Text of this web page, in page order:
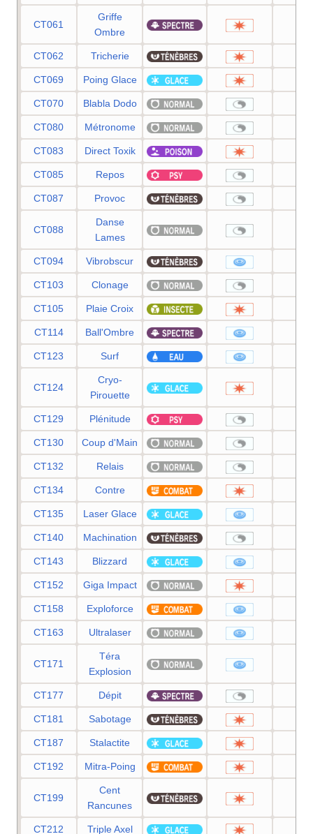
CT061
Griffe
Ombre
CT062 Tricherie
CT069 Poing Glace
CT070 Blabla Dodo
CT080 Métronome
CT083 Direct Toxik
CT085 Repos
CT087 Provoc
CT088
Danse
Lames
CT094 Vibrobscur
CT103 Clonage
CT105 Plaie Croix
CT114 Ball'Ombre
CT123 Surf
CT124
Cryo-
Pirouette
CT129 Plénitude
CT130 Coup d'Main
CT132 Relais
CT134 Contre
CT135 Laser Glace
CT140 Machination
CT143 Blizzard
CT152 Giga Impact
CT158 Exploforce
CT163 Ultralaser
CT171
Téra
Explosion
CT177 Dépit
CT181 Sabotage
CT187 Stalactite
CT192 Mitra-Poing
CT199
Cent
Rancunes
CT212 Triple Axel